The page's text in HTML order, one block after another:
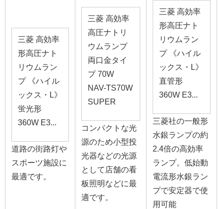
三菱 高効率
形高圧ナト
リウムラン
プ 《ハイル
ックス・L》
蛍光形
360W E3...
道路の街路灯や
スポーツ施設に
最適です。
三菱 高効率
高圧ナトリ
ウムランプ
両口金タイ
プ 70W
NAV-TS70W
SUPER
コンパクトな光
源のため小型投
光器などの光源
として店舗の看
板照明などに最
適です。
三菱 高効率
形高圧ナト
リウムラン
プ 《ハイル
ックス・L》
直管形
360W E3...
三菱社の一般形
水銀ランプの約
2.4倍の高効率
ランプ。低始動
電流形水銀ラン
プで安定器で使
用可能